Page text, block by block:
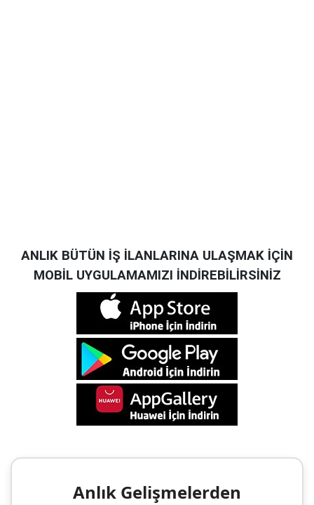
ANLIK BÜTÜN İŞ İLANLARINA ULAŞMAK İÇİN
MOBİL UYGULAMAMIZI İNDİREBİLİRSİNİZ
Anlık Gelişmelerden